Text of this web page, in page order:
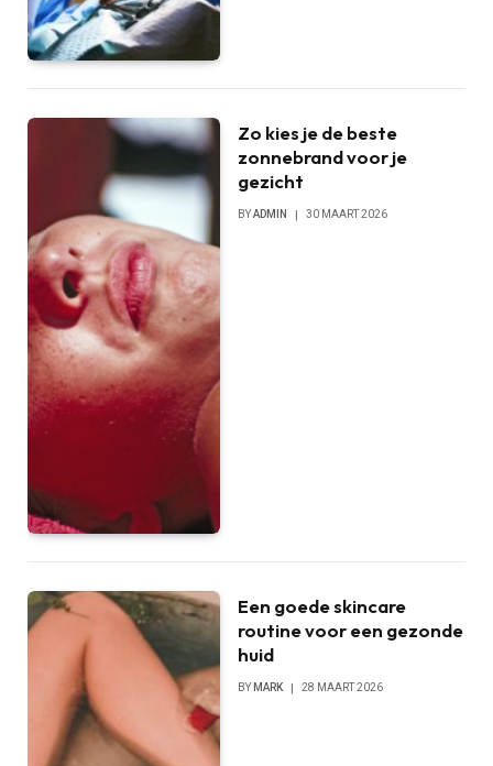
Zo kies je de beste
zonnebrand voor je
gezicht
BYADMIN 30 MAART 2026
Een goede skincare
routine voor een gezonde
huid
BY MARK 28 MAART 2026